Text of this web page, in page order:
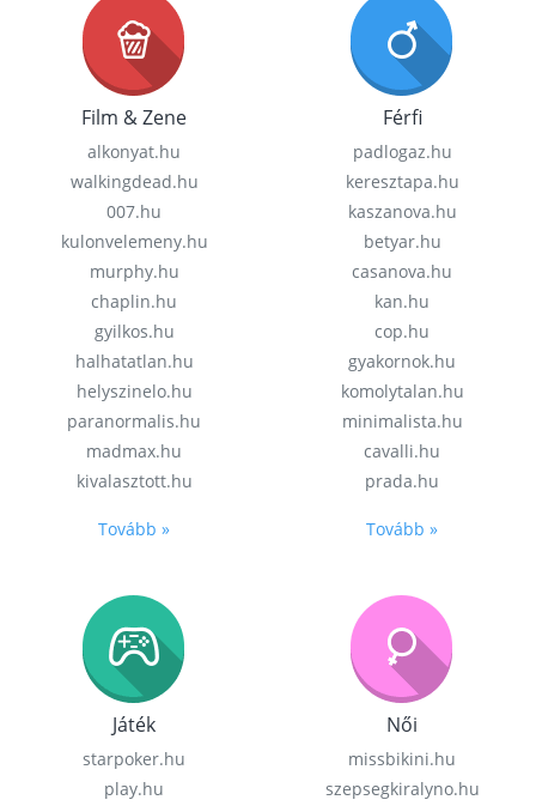
Film & Zene
alkonyat.hu
walkingdead.hu
007.hu
kulonvelemeny.hu
murphy.hu
chaplin.hu
gyilkos.hu
halhatatlan.hu
helyszinelo.hu
paranormalis.hu
madmax.hu
kivalasztott.hu
Tovább »
Férfi
padlogaz.hu
keresztapa.hu
kaszanova.hu
betyar.hu
casanova.hu
kan.hu
cop.hu
gyakornok.hu
komolytalan.hu
minimalista.hu
cavalli.hu
prada.hu
Tovább »
Játék
starpoker.hu
play.hu
Női
missbikini.hu
szepsegkiralyno.hu